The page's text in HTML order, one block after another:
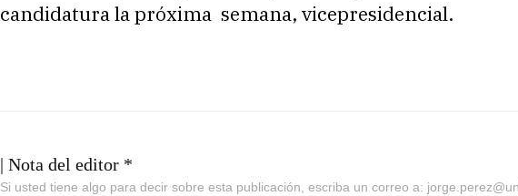
candidatura la próxima semana, vicepresidencial.
| Nota del editor *
Si usted tiene algo para decir sobre esta publicación, escriba un correo a: